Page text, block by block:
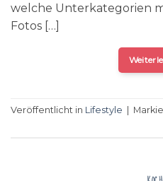
welche Unterkategorien
Fotos […]
Veröffentlicht in Lifestyle